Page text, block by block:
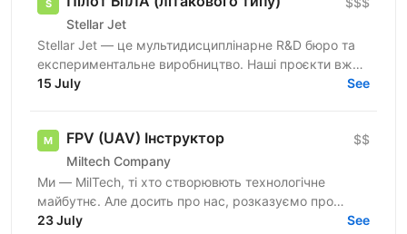
Stellar Jet
Stellar Jet — це мультидисциплінарне R&D бюро та
експериментальне виробництво. Наші проєкти вже
довели свою ефективність, і ми продовжуємо
15 July See
FPV (UAV) Інструктор
Miltech Company
$$
Ми — MilTech, ті хто створювють технологічне
майбутнє. Але досить про нас, розказуємо про
вакансію. Зараз ми шукаємо Інструктора з FPV в
23 July See